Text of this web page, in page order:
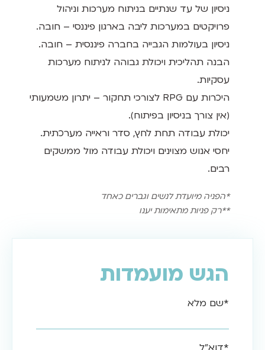
ניסיון של עד שנתיים בניתוח מערכות וניהול
פרויקטים במערכות ליבה בארגון פיננסי – חובה.
ניסיון בעולמות הגבייה בחברה פיננסית – חובה.
הבנה תהליכית ויכולת גבוהה לניתוח מערכות
עסקיות.
היכרות עם RPG לצורכי תחקור – יתרון משמעותי
(אין צורך בניסיון בפיתוח).
יכולת עבודה תחת לחץ, סדר וראייה מערכתית.
יחסי אנוש מצוינים ויכולת עבודה מול ממשקים
רבים.
*הפניה מיועדת לנשים וגברים כאחד
**רק פניות מתאימות יענו
הגש מועמדות
*שם מלא